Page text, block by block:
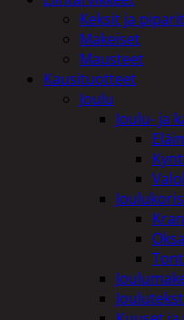
Keksit ja piparit
Makeiset
Mausteet
Kausituotteet
Joulu
Joulu- ja